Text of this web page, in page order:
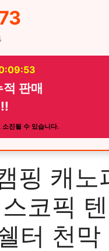
판매
진될 수 있습니다.
핑 캐노
코픽
터 천막